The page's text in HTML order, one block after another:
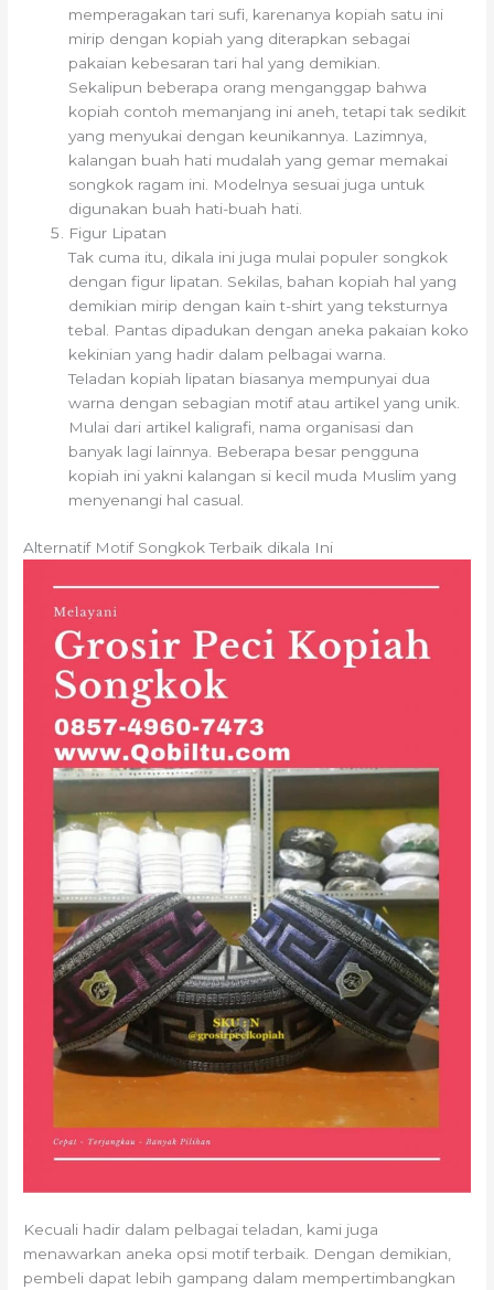
memperagakan tari sufi, karenanya kopiah satu ini
mirip dengan kopiah yang diterapkan sebagai
pakaian kebesaran tari hal yang demikian.
Sekalipun beberapa orang menganggap bahwa
kopiah contoh memanjang ini aneh, tetapi tak sedikit
yang menyukai dengan keunikannya. Lazimnya,
kalangan buah hati mudalah yang gemar memakai
songkok ragam ini. Modelnya sesuai juga untuk
digunakan buah hati-buah hati.
Figur Lipatan
Tak cuma itu, dikala ini juga mulai populer songkok
dengan figur lipatan. Sekilas, bahan kopiah hal yang
demikian mirip dengan kain t-shirt yang teksturnya
tebal. Pantas dipadukan dengan aneka pakaian koko
kekinian yang hadir dalam pelbagai warna.
Teladan kopiah lipatan biasanya mempunyai dua
warna dengan sebagian motif atau artikel yang unik.
Mulai dari artikel kaligrafi, nama organisasi dan
banyak lagi lainnya. Beberapa besar pengguna
kopiah ini yakni kalangan si kecil muda Muslim yang
menyenangi hal casual.
Alternatif Motif Songkok Terbaik dikala Ini
Kecuali hadir dalam pelbagai teladan, kami juga
menawarkan aneka opsi motif terbaik. Dengan demikian,
pembeli dapat lebih gampang dalam mempertimbangkan